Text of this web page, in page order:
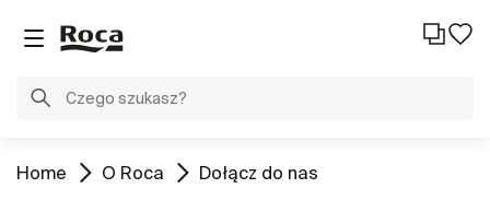
Home O Roca Dołącz do nas